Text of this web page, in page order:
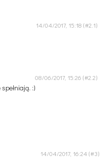
14/04/2017, 15:18
08/06/2017, 15:26
:)
14/04/2017, 16:24